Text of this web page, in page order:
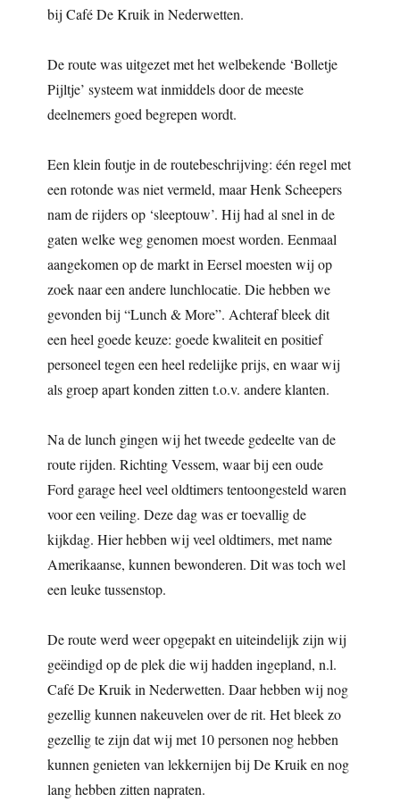
bij Café De Kruik in Nederwetten.
De route was uitgezet met het welbekende ‘Bolletje
Pijltje’ systeem wat inmiddels door de meeste
deelnemers goed begrepen wordt.
Een klein foutje in de routebeschrijving: één regel met
een rotonde was niet vermeld, maar Henk Scheepers
nam de rijders op ‘sleeptouw’. Hij had al snel in de
gaten welke weg genomen moest worden. Eenmaal
aangekomen op de markt in Eersel moesten wij op
zoek naar een andere lunchlocatie. Die hebben we
gevonden bij “Lunch & More”. Achteraf bleek dit
een heel goede keuze: goede kwaliteit en positief
personeel tegen een heel redelijke prijs, en waar wij
als groep apart konden zitten t.o.v. andere klanten.
Na de lunch gingen wij het tweede gedeelte van de
route rijden. Richting Vessem, waar bij een oude
Ford garage heel veel oldtimers tentoongesteld waren
voor een veiling. Deze dag was er toevallig de
kijkdag. Hier hebben wij veel oldtimers, met name
Amerikaanse, kunnen bewonderen. Dit was toch wel
een leuke tussenstop.
De route werd weer opgepakt en uiteindelijk zijn wij
geëindigd op de plek die wij hadden ingepland, n.l.
Café De Kruik in Nederwetten. Daar hebben wij nog
gezellig kunnen nakeuvelen over de rit. Het bleek zo
gezellig te zijn dat wij met 10 personen nog hebben
kunnen genieten van lekkernijen bij De Kruik en nog
lang hebben zitten napraten.